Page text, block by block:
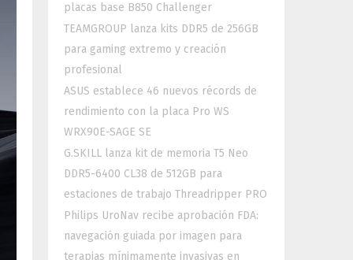
placas base B850 Challenger
TEAMGROUP lanza kits DDR5 de 256GB
para gaming extremo y creación
profesional
ASUS establece 46 nuevos récords de
rendimiento con la placa Pro WS
WRX90E-SAGE SE
G.SKILL lanza kit de memoria T5 Neo
DDR5-6400 CL38 de 512GB para
estaciones de trabajo Threadripper PRO
Philips UroNav recibe aprobación FDA:
navegación guiada por imagen para
terapias mínimamente invasivas en